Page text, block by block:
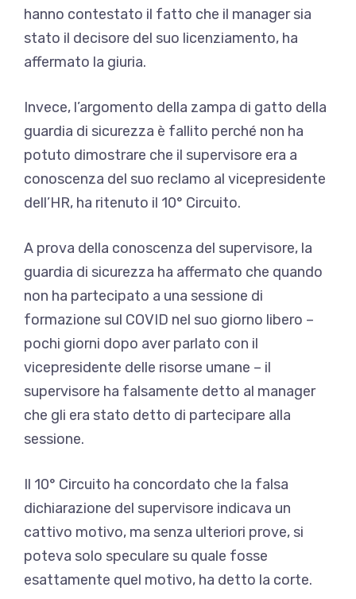
hanno contestato il fatto che il manager sia
stato il decisore del suo licenziamento, ha
affermato la giuria.
Invece, l’argomento della zampa di gatto della
guardia di sicurezza è fallito perché non ha
potuto dimostrare che il supervisore era a
conoscenza del suo reclamo al vicepresidente
dell’HR, ha ritenuto il 10° Circuito.
A prova della conoscenza del supervisore, la
guardia di sicurezza ha affermato che quando
non ha partecipato a una sessione di
formazione sul COVID nel suo giorno libero –
pochi giorni dopo aver parlato con il
vicepresidente delle risorse umane – il
supervisore ha falsamente detto al manager
che gli era stato detto di partecipare alla
sessione.
Il 10° Circuito ha concordato che la falsa
dichiarazione del supervisore indicava un
cattivo motivo, ma senza ulteriori prove, si
poteva solo speculare su quale fosse
esattamente quel motivo, ha detto la corte.